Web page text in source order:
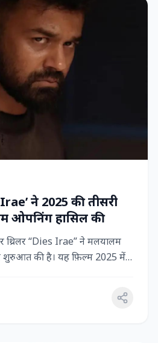
ने 2025 की तीसरी
ओपनिंग हासिल की
थ्रिलर “Dies Irae” ने मलयालम
शुरुआत की है। यह फ़िल्म 2025 में